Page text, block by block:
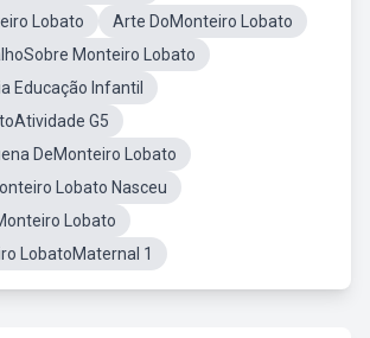
Lobato
Arte DoMonteiro Lobato
Monteiro Lobato
Educação Infantil
G5
DeMonteiro Lobato
Lobato Nasceu
Lobato
LobatoMaternal 1